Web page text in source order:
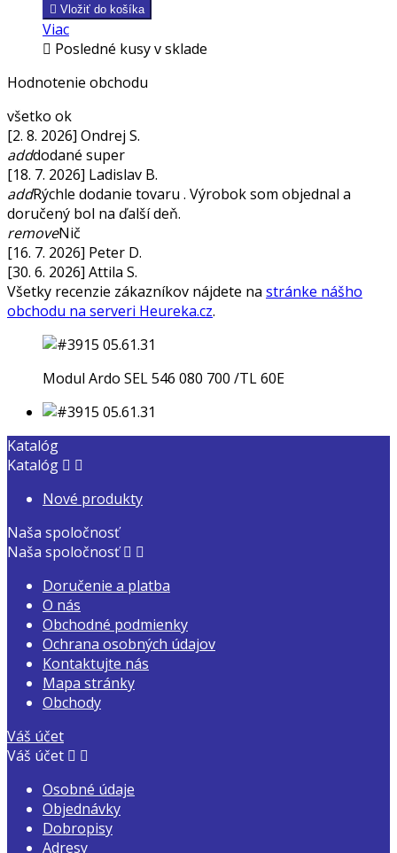
 Vložiť do košíka
Viac
 Posledné kusy v sklade
Hodnotenie obchodu
všetko ok
[2. 8. 2026] Ondrej S.
adddodané super
[18. 7. 2026] Ladislav B.
addRýchle dodanie tovaru . Výrobok som objednal a
doručený bol na ďalší deň.
removeNič
[16. 7. 2026] Peter D.
[30. 6. 2026] Attila S.
Všetky recenzie zákazníkov nájdete na stránke nášho
obchodu na serveri Heureka.cz.
Modul Ardo SEL 546 080 700 /TL 60E
Katalóg
Katalóg  
Nové produkty
Naša spoločnosť
Naša spoločnosť  
Doručenie a platba
O nás
Obchodné podmienky
Ochrana osobných údajov
Kontaktujte nás
Mapa stránky
Obchody
Váš účet
Váš účet  
Osobné údaje
Objednávky
Dobropisy
Adresy